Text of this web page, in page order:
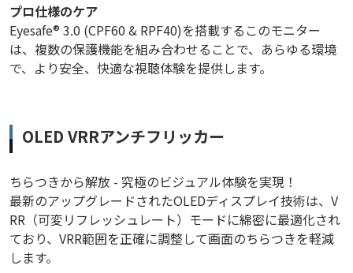
プロ仕様のケア
Eyesafe® 3.0 (CPF60 & RPF40)を搭載するこのモニター
は、複数の保護機能を組み合わせることで、あらゆる環境
で、より安全、快適な視聴体験を提供します。
OLED VRRアンチフリッカー
ちらつきから解放 - 究極のビジュアル体験を実現！
最新のアップグレードされたOLEDディスプレイ技術は、V
RR（可変リフレッシュレート）モードに綿密に最適化され
ており、VRR範囲を正確に調整して画面のちらつきを軽減
します。